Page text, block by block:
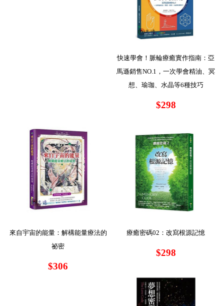
快速學會！脈輪療癒實作指南：亞
馬遜銷售NO.1，一次學會精油、冥
想、瑜珈、水晶等6種技巧
$298
來自宇宙的能量：解構能量療法的
祕密
$306
療癒密碼02：改寫根源記憶
$298